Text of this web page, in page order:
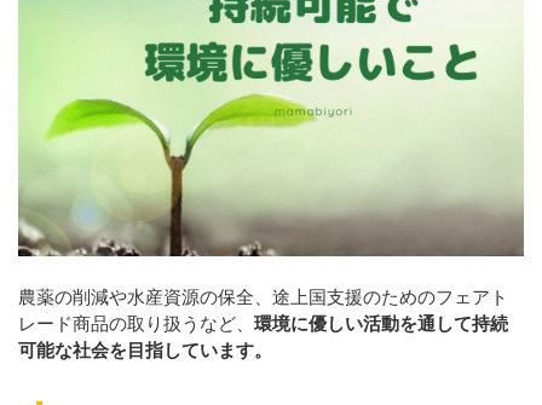
農薬の削減や水産資源の保全、途上国支援のためのフェアト
レード商品の取り扱うなど、 環境に優しい活動を通して持続
可能な社会を目指しています。